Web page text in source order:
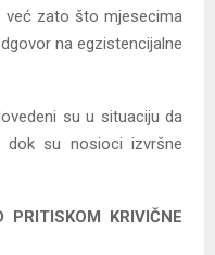
već zato što mjesecima
na egzistencijalne
su u situaciju da
su nosioci izvršne
KRIVIČNE